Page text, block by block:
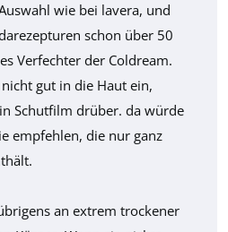
wie bei lavera, und
schon über 50
Verfechter der Coldream.
gut in die Haut ein,
Schutfilm drüber. da würde
empfehlen, die nur ganz
an extrem trockener